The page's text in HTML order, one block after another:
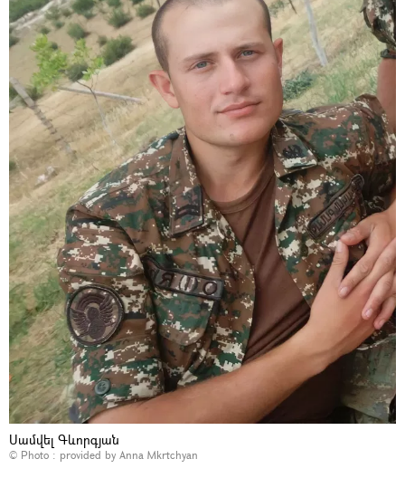
Սամվել Գևորգյան
© Photo : provided by Anna Mkrtchyan